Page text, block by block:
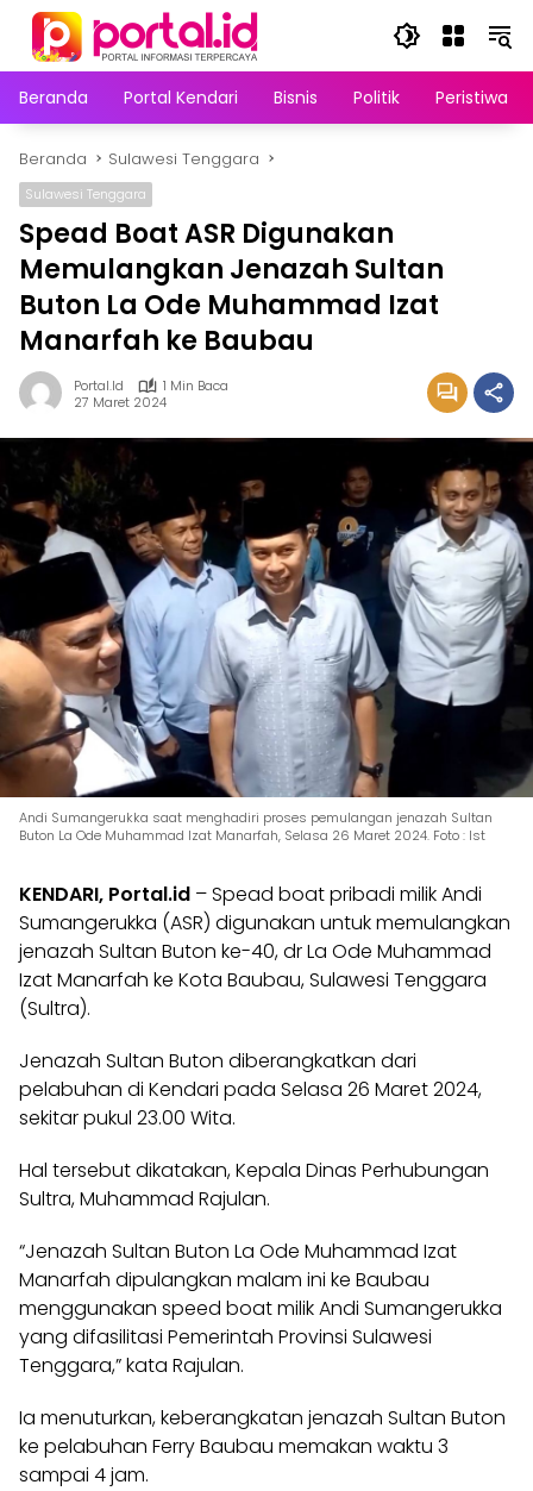
Langsung
konten
Beranda
Portal Kendari Bisnis Politik Peristiwa
Beranda Sulawesi Tenggara
Sulawesi Tenggara
Spead Boat ASR Digunakan
Memulangkan Jenazah Sultan
Buton La Ode Muhammad Izat
Manarfah ke Baubau
Portal.id
1 Min Baca
27 Maret 2024
Andi Sumangerukka saat menghadiri proses pemulangan jenazah Sultan
Buton La Ode Muhammad Izat Manarfah, Selasa 26 Maret 2024. Foto : Ist
KENDARI, Portal.id – Spead boat pribadi milik Andi
Sumangerukka (ASR) digunakan untuk memulangkan
jenazah Sultan Buton ke-40, dr La Ode Muhammad
Izat Manarfah ke Kota Baubau, Sulawesi Tenggara
(Sultra).
Jenazah Sultan Buton diberangkatkan dari
pelabuhan di Kendari pada Selasa 26 Maret 2024,
sekitar pukul 23.00 Wita.
Hal tersebut dikatakan, Kepala Dinas Perhubungan
Sultra, Muhammad Rajulan.
“Jenazah Sultan Buton La Ode Muhammad Izat
Manarfah dipulangkan malam ini ke Baubau
menggunakan speed boat milik Andi Sumangerukka
yang difasilitasi Pemerintah Provinsi Sulawesi
Tenggara,” kata Rajulan.
Ia menuturkan, keberangkatan jenazah Sultan Buton
ke pelabuhan Ferry Baubau memakan waktu 3
sampai 4 jam.